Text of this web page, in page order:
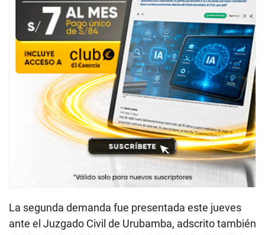
La segunda demanda fue presentada este jueves
ante el Juzgado Civil de Urubamba, adscrito también